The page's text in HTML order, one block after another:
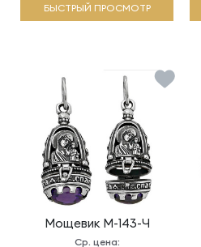
БЫСТРЫЙ ПРОСМОТР
Мощевик М-143-Ч
Ср. цена: